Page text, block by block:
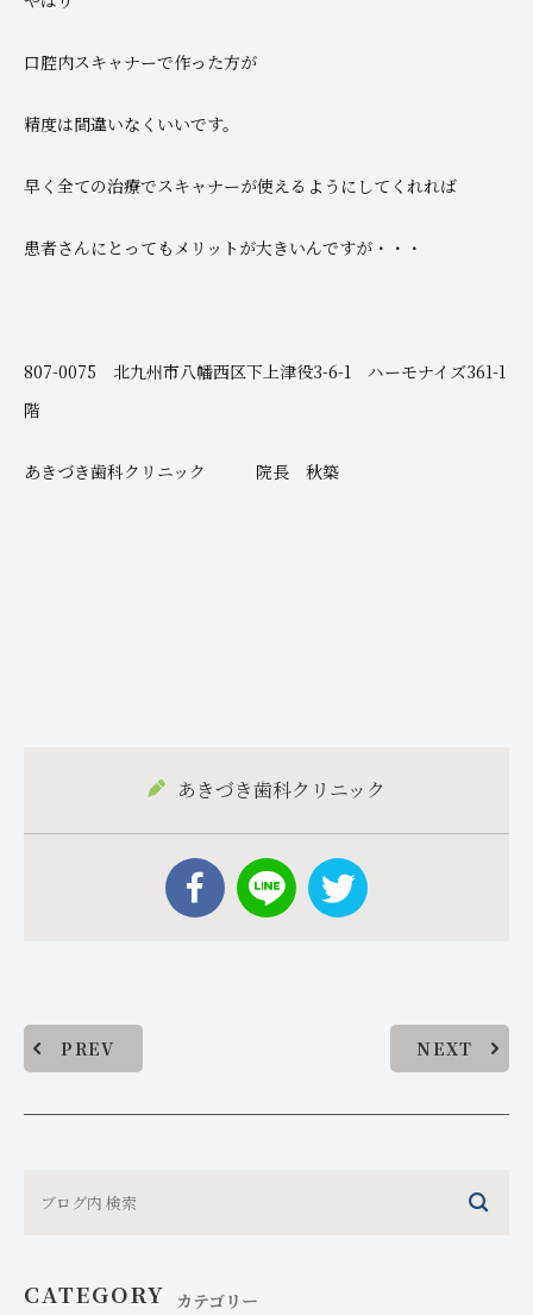
口腔内スキャナーで作った方が
精度は間違いなくいいです。
早く全ての治療でスキャナーが使えるようにしてくれれば
患者さんにとってもメリットが大きいんですが・・・
807-0075 北九州市八幡西区下上津役3-6-1 ハーモナイズ361-1
階
あきづき歯科クリニック 院長 秋築
あきづき歯科クリニック
PREV NEXT
CATEGORY カテゴリー